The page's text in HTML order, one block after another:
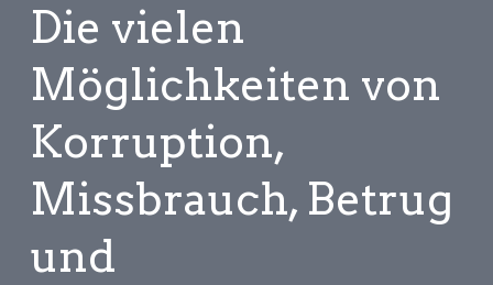
Private
Krankenversicherung
Die vielen
Möglichkeiten von
Korruption,
Missbrauch, Betrug
und